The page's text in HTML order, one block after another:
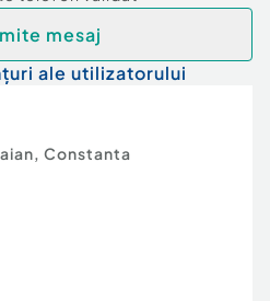
mesaj
ale utilizatorului
, Constanta